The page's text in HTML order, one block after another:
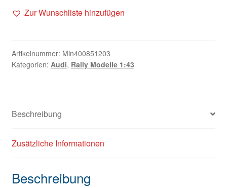
Zur Wunschliste hinzufügen
Artikelnummer: Min400851203
Kategorien: Audi, Rally Modelle 1:43
Beschreibung
Zusätzliche Informationen
Beschreibung